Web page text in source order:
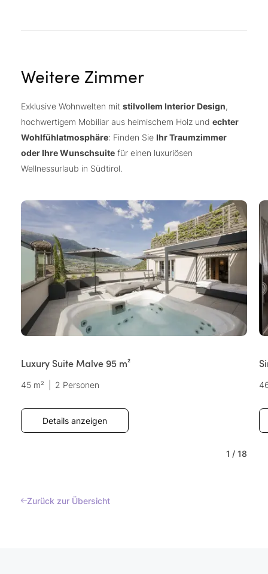
Weitere Zimmer
Exklusive Wohnwelten mit stilvollem Interior Design,
hochwertigem Mobiliar aus heimischem Holz und echter
Wohlfühlatmosphäre: Finden Sie Ihr Traumzimmer
oder Ihre Wunschsuite für einen luxuriösen
Wellnessurlaub in Südtirol.
Luxury Suite Malve 95 m²
45 m² 2 Personen
Details anzeigen
1 / 18
Zurück zur Übersicht